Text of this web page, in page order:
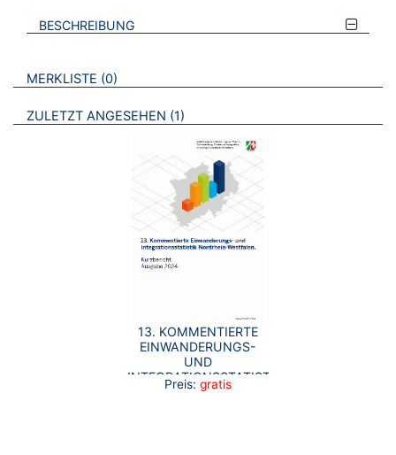
BESCHREIBUNG
VERWEISE AUF VERMERKTE- ODER ZULETZT ANGESEHENE
MERKLISTE 0 BROSCHÜREN
ZULETZT ANGESEHEN 1 BROSCHÜREN
13. KOMMENTIERTE
EINWANDERUNGS-
UND
INTEGRATIONSSTATISTIK
NRW - KURZBERICHT
Preis: gratis